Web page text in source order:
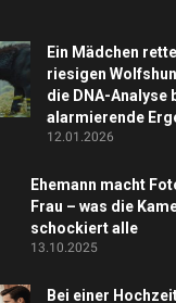
Ein Mädchen
riesigen
die DNA-Analyse
alarmierende
12.01.2026
Ehemann macht
Frau – was die
schockiert alle
13.10.2025
Bei einer